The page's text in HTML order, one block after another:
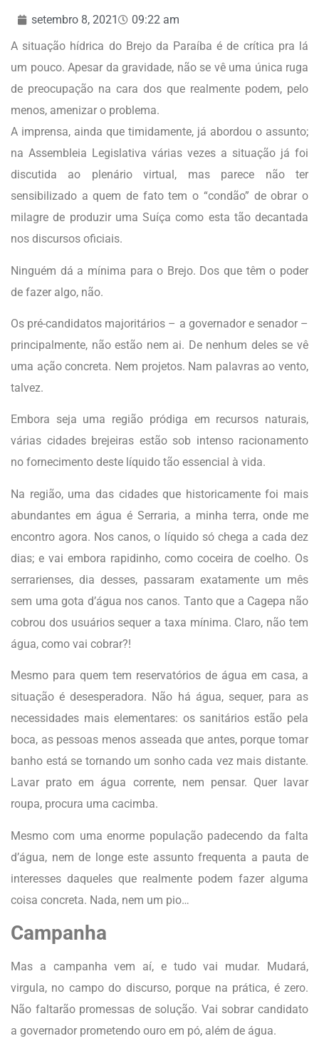
setembro 8, 2021
09:22 am
A situação hídrica do Brejo da Paraíba é de crítica pra lá
um pouco. Apesar da gravidade, não se vê uma única ruga
de preocupação na cara dos que realmente podem, pelo
menos, amenizar o problema.
A imprensa, ainda que timidamente, já abordou o assunto;
na Assembleia Legislativa várias vezes a situação já foi
discutida ao plenário virtual, mas parece não ter
sensibilizado a quem de fato tem o “condão” de obrar o
milagre de produzir uma Suíça como esta tão decantada
nos discursos oficiais.
Ninguém dá a mínima para o Brejo. Dos que têm o poder
de fazer algo, não.
Os pré-candidatos majoritários – a governador e senador –
principalmente, não estão nem ai. De nenhum deles se vê
uma ação concreta. Nem projetos. Nam palavras ao vento,
talvez.
Embora seja uma região pródiga em recursos naturais,
várias cidades brejeiras estão sob intenso racionamento
no fornecimento deste líquido tão essencial à vida.
Na região, uma das cidades que historicamente foi mais
abundantes em água é Serraria, a minha terra, onde me
encontro agora. Nos canos, o líquido só chega a cada dez
dias; e vai embora rapidinho, como coceira de coelho. Os
serrarienses, dia desses, passaram exatamente um mês
sem uma gota d’água nos canos. Tanto que a Cagepa não
cobrou dos usuários sequer a taxa mínima. Claro, não tem
água, como vai cobrar?!
Mesmo para quem tem reservatórios de água em casa, a
situação é desesperadora. Não há água, sequer, para as
necessidades mais elementares: os sanitários estão pela
boca, as pessoas menos asseada que antes, porque tomar
banho está se tornando um sonho cada vez mais distante.
Lavar prato em água corrente, nem pensar. Quer lavar
roupa, procura uma cacimba.
Mesmo com uma enorme população padecendo da falta
d’água, nem de longe este assunto frequenta a pauta de
interesses daqueles que realmente podem fazer alguma
coisa concreta. Nada, nem um pio…
Campanha
Mas a campanha vem aí, e tudo vai mudar. Mudará,
virgula, no campo do discurso, porque na prática, é zero.
Não faltarão promessas de solução. Vai sobrar candidato
a governador prometendo ouro em pó, além de água.